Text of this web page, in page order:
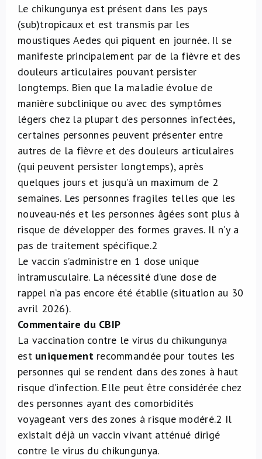
Le chikungunya est présent dans les pays
(sub)tropicaux et est transmis par les
moustiques Aedes qui piquent en journée. Il se
manifeste principalement par de la fièvre et des
douleurs articulaires pouvant persister
longtemps. Bien que la maladie évolue de
manière subclinique ou avec des symptômes
légers chez la plupart des personnes infectées,
certaines personnes peuvent présenter entre
autres de la fièvre et des douleurs articulaires
(qui peuvent persister longtemps), après
quelques jours et jusqu’à un maximum de 2
semaines. Les personnes fragiles telles que les
nouveau-nés et les personnes âgées sont plus à
risque de développer des formes graves. Il n’y a
pas de traitement spécifique.2
Le vaccin s’administre en 1 dose unique
intramusculaire. La nécessité d’une dose de
rappel n’a pas encore été établie (situation au 30
avril 2026).
Commentaire du CBIP
La vaccination contre le virus du chikungunya
est uniquement recommandée pour toutes les
personnes qui se rendent dans des zones à haut
risque d’infection. Elle peut être considérée chez
des personnes ayant des comorbidités
voyageant vers des zones à risque modéré.2 Il
existait déjà un vaccin vivant atténué dirigé
contre le virus du chikungunya.